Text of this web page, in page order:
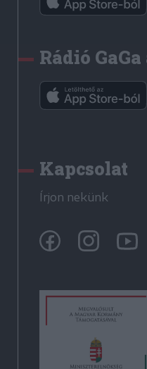
Rádió
Kapcsolat
Írjon nekünk